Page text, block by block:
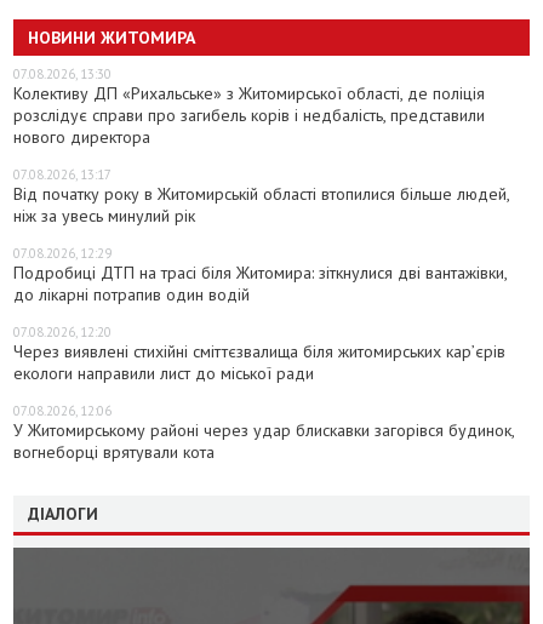
НОВИНИ ЖИТОМИРА
07.08.2026, 13:30
Колективу ДП «Рихальське» з Житомирської області, де поліція
розслідує справи про загибель корів і недбалість, представили
нового директора
07.08.2026, 13:17
Від початку року в Житомирській області втопилися більше людей,
ніж за увесь минулий рік
07.08.2026, 12:29
Подробиці ДТП на трасі біля Житомира: зіткнулися дві вантажівки,
до лікарні потрапив один водій
07.08.2026, 12:20
Через виявлені стихійні сміттєзвалища біля житомирських кар’єрів
екологи направили лист до міської ради
07.08.2026, 12:06
У Житомирському районі через удар блискавки загорівся будинок,
вогнеборці врятували кота
ДІАЛОГИ